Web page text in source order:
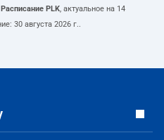
Расписание PLK, актуальное на 14
30 августа 2026 г..